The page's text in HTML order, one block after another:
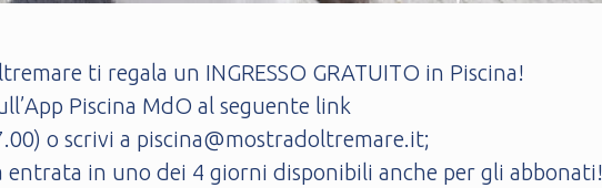
ti regala un INGRESSO GRATUITO in Piscina!
Piscina MdO al seguente link
o scrivi a piscina@mostradoltremare.it;
entrata in uno dei 4 giorni disponibili anche per gli abbonati!